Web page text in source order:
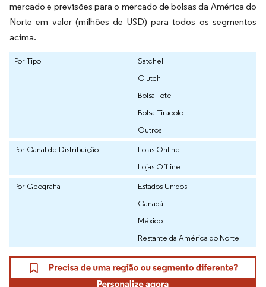
mercado e previsões para o mercado de bolsas da América do
Norte em valor (milhões de USD) para todos os segmentos
acima.
Por Tipo
Satchel
Clutch
Bolsa Tote
Bolsa Tiracolo
Outros
Por Canal de Distribuição
Lojas Online
Lojas Offline
Por Geografia
Estados Unidos
Canadá
México
Restante da América do Norte